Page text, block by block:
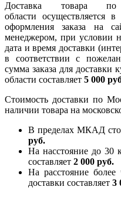
Доставка товара
области осуществляется
оформления заказа на
менеджером, при условии
дата и время доставки
в соответствии с
сумма заказа для
области составляет 5 000
Стоимость доставки по
наличии товара на
В пределах МКАД
руб.
На насcтояние до 30
составляет 2 000 руб.
На расстояние
доставки составляет 3